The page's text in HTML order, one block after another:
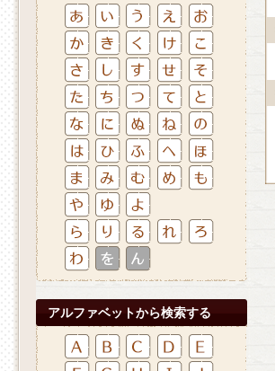
アルファベットから検索する